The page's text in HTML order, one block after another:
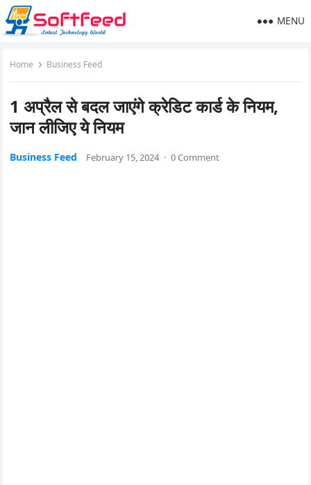
MENU
Home Business Feed
1 अप्रैल से बदल जाएंगे क्रेडिट कार्ड के नियम,
जान लीजिए ये नियम
Business Feed February 15, 2024 · 0 Comment